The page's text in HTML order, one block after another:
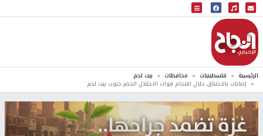
البث المباشر
إذاعة النجاح
الرئيسية فلسطينيات محافظات بيت لحم
إصابات بالاختناق خلال اقتحام قوات الاحتلال الخضر جنوب بيت لحم